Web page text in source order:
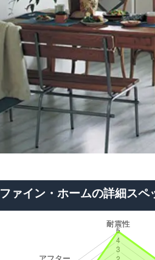
ファイン・ホームの詳細スペ